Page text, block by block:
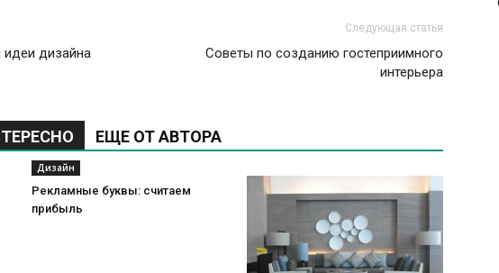
дизайна
Следующая статья
Советы по созданию гостеприимного
интерьера
ЕЩЕ ОТ АВТОРА
Дизайн
Рекламные буквы: считаем
прибыль